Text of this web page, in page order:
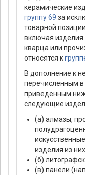
керамические
группу 69 за
товарной позиции
включая изделия
кварца или
относятся к
В дополнение к
перечисленным в
приведенным
следующие
(а) алмазы,
изделия из
(б)
(в) панели